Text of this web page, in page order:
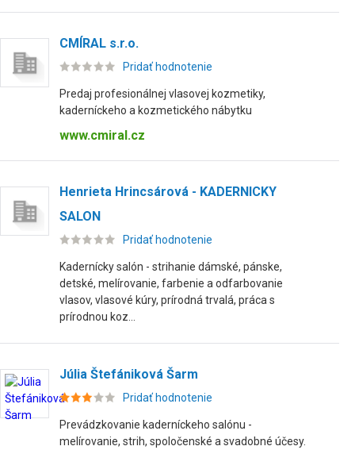
CMÍRAL s.r.o.
Pridať hodnotenie
Predaj profesionálnej vlasovej kozmetiky,
kaderníckeho a kozmetického nábytku
www.cmiral.cz
Henrieta Hrincsárová - KADERNICKY
SALON
Pridať hodnotenie
Kadernícky salón - strihanie dámské, pánske,
detské, melírovanie, farbenie a odfarbovanie
vlasov, vlasové kúry, prírodná trvalá, práca s
prírodnou koz...
Júlia Štefániková Šarm
Pridať hodnotenie
Prevádzkovanie kaderníckeho salónu -
melírovanie, strih, spoločenské a svadobné účesy.